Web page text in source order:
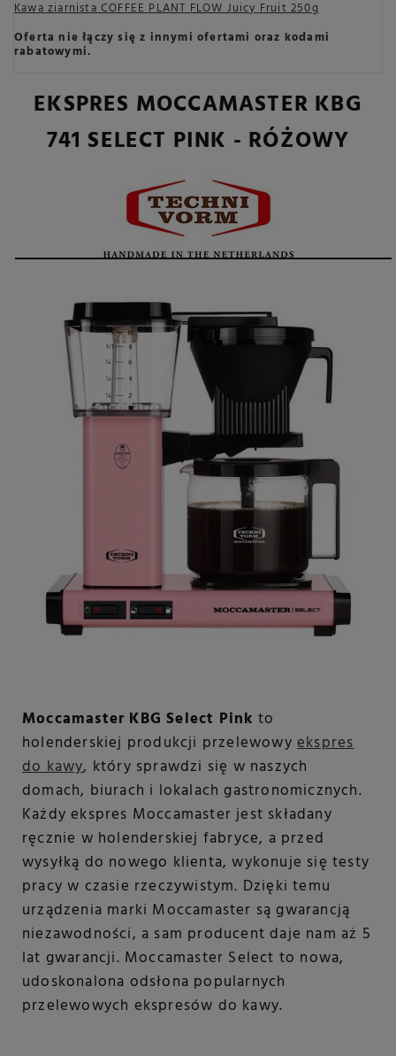
Kawa ziarnista COFFEE PLANT FLOW Juicy Fruit 250g
Oferta nie łączy się z innymi ofertami oraz kodami
rabatowymi.
EKSPRES MOCCAMASTER KBG
741 SELECT PINK - RÓŻOWY
Moccamaster KBG Select Pink to
holenderskiej produkcji przelewowy ekspres
do kawy, który sprawdzi się w naszych
domach, biurach i lokalach gastronomicznych.
Każdy ekspres Moccamaster jest składany
ręcznie w holenderskiej fabryce, a przed
wysyłką do nowego klienta, wykonuje się testy
pracy w czasie rzeczywistym. Dzięki temu
urządzenia marki Moccamaster są gwarancją
niezawodności, a sam producent daje nam aż 5
lat gwarancji. Moccamaster Select to nowa,
udoskonalona odsłona popularnych
przelewowych ekspresów do kawy.